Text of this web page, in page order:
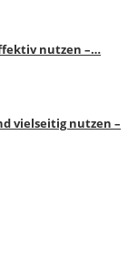
nutzen –…
vielseitig nutzen –